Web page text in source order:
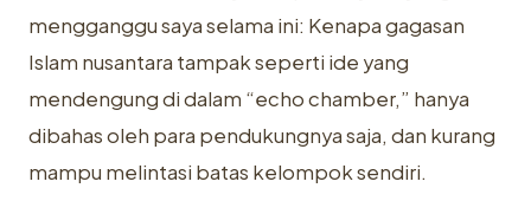
mengganggu saya selama ini: Kenapa gagasan
Islam nusantara tampak seperti ide yang
mendengung di dalam “echo chamber,” hanya
dibahas oleh para pendukungnya saja, dan kurang
mampu melintasi batas kelompok sendiri.